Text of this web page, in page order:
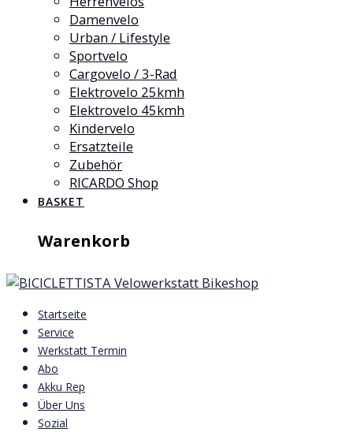
Damenvelo
Urban / Lifestyle
Sportvelo
Cargovelo / 3-Rad
Elektrovelo 25kmh
Elektrovelo 45kmh
Kindervelo
Ersatzteile
Zubehör
RICARDO Shop
BASKET
Warenkorb
Startseite
Service
Werkstatt Termin
Abo
Akku Rep
Über Uns
Sozial